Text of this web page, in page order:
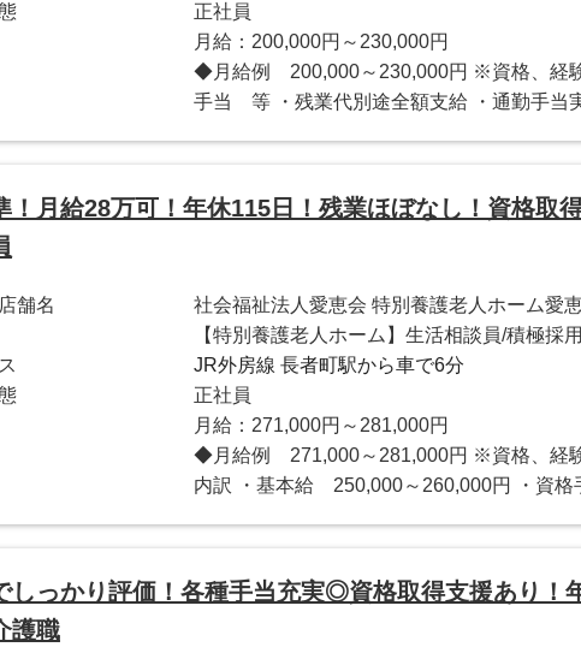
正社員
月給：200,000円～230,000円
◆月給例 200,000～230,000円 ※資格、経
手当 等 ・残業代別途全額支給 ・通勤手当
！月給28万可！年休115日！残業ほぼなし！資格取
舗名
社会福祉法人愛恵会 特別養護老人ホーム愛
【特別養護老人ホーム】生活相談員/積極採
JR外房線 長者町駅から車で6分
正社員
月給：271,000円～281,000円
◆月給例 271,000～281,000円 ※資格、経
内訳 ・基本給 250,000～260,000円 ・資
しっかり評価！各種手当充実◎資格取得支援あり！
護職